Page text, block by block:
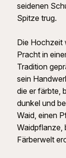
seidenen
Spitze trug.
Die Hochzeit
Pracht in
Tradition
sein
die er färbte,
dunkel und
Waid, einen
Waidpflanze,
Färberwelt